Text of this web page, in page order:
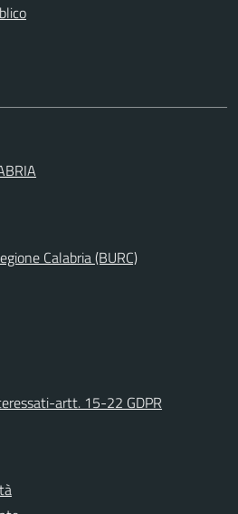
Calabria (BURC)
artt. 15-22 GDPR